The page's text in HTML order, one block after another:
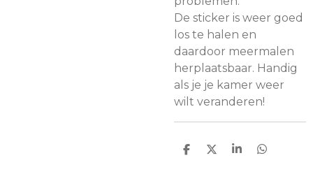
De sticker is weer goed
los te halen en
daardoor meermalen
herplaatsbaar. Handig
als je je kamer weer
wilt veranderen!
D
D
S
D